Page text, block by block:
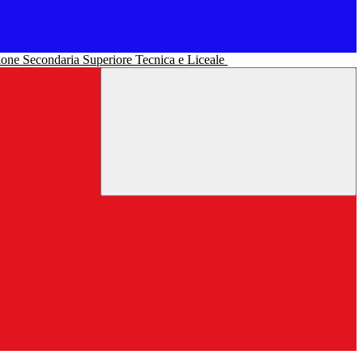
Secondaria Superiore Tecnica e Liceale